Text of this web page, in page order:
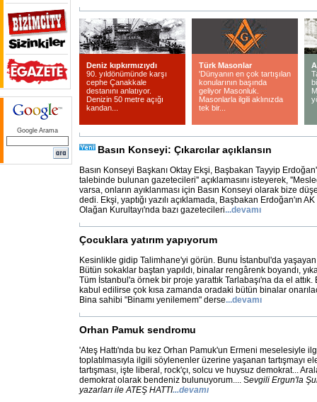
Google Arama
Deniz kıpkırmızıydı
90. yıldönümünde karşı
cephe Çanakkale
destanını anlatıyor.
Denizin 50 metre açığı
kandan...
Türk Masonlar
'Dünyanın en çok tartışılan
konularının başında
geliyor Masonluk.
Masonlarla ilgili aklınızda
tek bir...
Basın Konseyi: Çıkarcılar açıklansın
Basın Konseyi Başkanı Oktay Ekşi, Başbakan Tayyip
talebinde bulunan gazetecileri'' açıklamasını isteyerek,
varsa, onların ayıklanması için Basın Konseyi olarak bize
dedi. Ekşi, yaptığı yazılı açıklamada, Başbakan Erdoğan'ın
Olağan Kurultayı'nda bazı gazetecileri...devamı
Çocuklara yatırım yapıyorum
Kesinlikle gidip Talimhane'yi görün. Bunu İstanbul'da
Bütün sokaklar baştan yapıldı, binalar rengârenk boyandı,
Tüm İstanbul'a örnek bir proje yarattık Tarlabaşı'na da el
kabul edilirse çok kısa zamanda oradaki bütün binalar
Bina sahibi "Binamı yenilemem" derse...devamı
Orhan Pamuk sendromu
'Ateş Hattı'nda bu kez Orhan Pamuk'un Ermeni meselesiyle
toplatılmasıyla ilgili söylenenler üzerine yaşanan tartışmayı
tartışması, işte liberal, rock'çı, solcu ve huysuz demokrat...
demokrat olarak bendeniz bulunuyorum.... Sevgili Ergun'la
yazarları ile ATEŞ HATTI...devamı